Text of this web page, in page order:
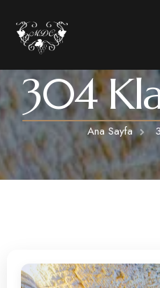
Ana Sayfa
Kurumsal
Tesisler
Odalar
Klasik Odalar
Hamamlı Premium Kral
Aktiviteler
Kapadokya Vadi Turları
360° Tur
304
Ana Sayfa